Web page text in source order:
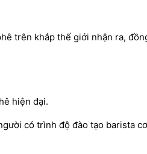
trên khắp thế giới nhận ra,
hiện đại.
có trình độ đào tạo barista